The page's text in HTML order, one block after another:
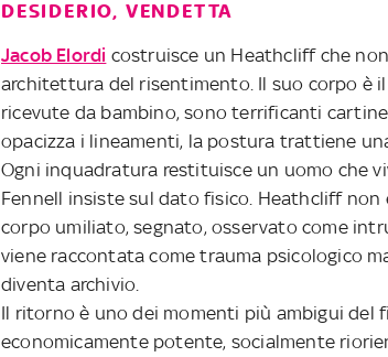
DESIDERIO, VENDETTA
Jacob Elordi costruisce un Heathcliff che
architettura del risentimento. Il suo corpo è
ricevute da bambino, sono terrificanti
opacizza i lineamenti, la postura trattiene
Ogni inquadratura restituisce un uomo che
Fennell insiste sul dato fisico. Heathcliff non
corpo umiliato, segnato, osservato come
viene raccontata come trauma psicologico
diventa archivio.
Il ritorno è uno dei momenti più ambigui del
economicamente potente, socialmente